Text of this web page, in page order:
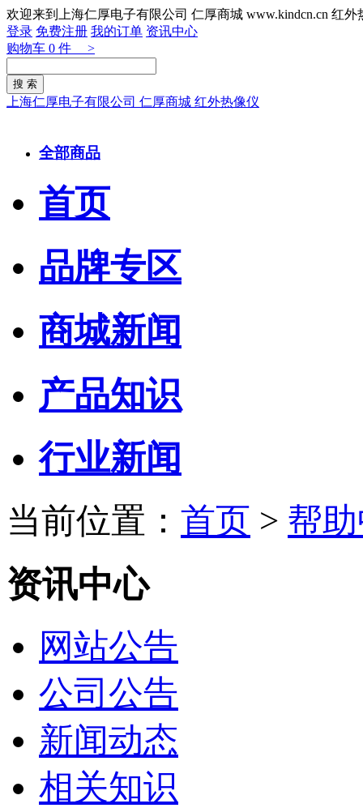
欢迎来到上海仁厚电子有限公司 仁厚商城 www.kindcn.cn 红
登录 免费注册 我的订单 资讯中心
购物车 0 件 >
上海仁厚电子有限公司 仁厚商城 红外热像仪
全部商品
首页
品牌专区
商城新闻
产品知识
行业新闻
当前位置： 首页 > 帮
资讯中心
网站公告
公司公告
新闻动态
相关知识